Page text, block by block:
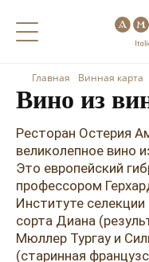
Назад
Холодные
Чай
Кофе
Назад
Вино
Игристое
Портвейн
Назад
Виски
Коньяк
Арманьяк
Текила
Главная Винная карта
Вино из
Ресторан Остерия
великолепное вино
Это европейский
профессором
Институте
сорта Диана
Мюллер Тургау и
(старинная